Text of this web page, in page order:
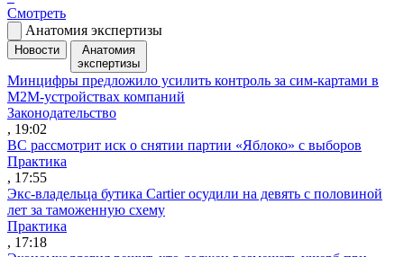
Смотреть
Анатомия экспертизы
Новости
Анатомия
экспертизы
Минцифры предложило усилить контроль за сим-картами в
M2M-устройствах компаний
Законодательство
, 19:02
ВС рассмотрит иск о снятии партии «Яблоко» с выборов
Практика
, 17:55
Экс-владельца бутика Cartier осудили на девять с половиной
лет за таможенную схему
Практика
, 17:18